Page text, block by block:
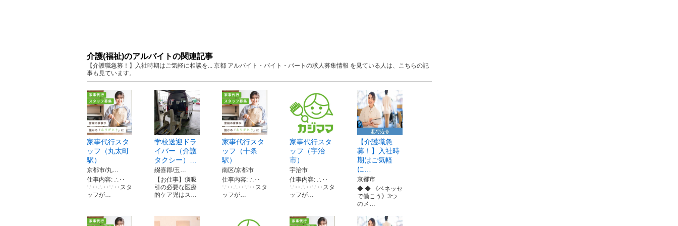
介護(福祉)のアルバイトの関連記事
【介護職急募！】入社時期はご気軽に相談を... 京都 アルバイト・バイト・パートの求人募集情報 を見ている人は、こちらの記
事も見ています。
家事代行スタ
ッフ（丸太町
駅）
京都市/丸…
仕事内容: ∴‥
∵‥∴‥∵‥スタ
ッフが…
学校送迎ドラ
イバー（介護
タクシー）…
綴喜郡/玉…
【お仕事】痰吸
引の必要な医療
的ケア児はス…
家事代行スタ
ッフ（十条
駅）
南区/京都市
仕事内容: ∴‥
∵‥∴‥∵‥スタ
ッフが…
家事代行スタ
ッフ（宇治
市）
宇治市
仕事内容: ∴‥
∵‥∴‥∵‥スタ
ッフが…
【介護職急
募！】入社時
期はご気軽
に…
京都市
◆ ◆ 《ベネッセ
で働こう》3つ
のメ…